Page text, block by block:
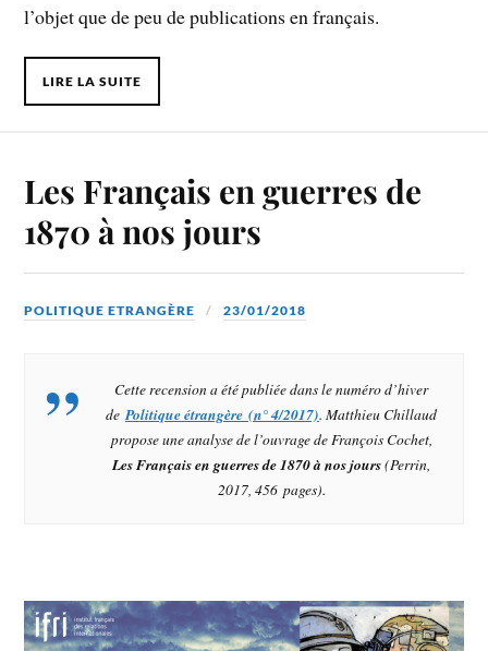
l’objet que de peu de publications en français.
LIRE LA SUITE
Les Français en guerres de
1870 à nos jours
POLITIQUE ETRANGÈRE 23/01/2018
Cette recension a été publiée dans le numéro d’hiver
dePolitique étrangère (n° 4/2017). Matthieu Chillaud
propose une analyse de l’ouvrage de François Cochet,
Les Français en guerres de 1870 à nos jours(Perrin,
2017, 456 pages).